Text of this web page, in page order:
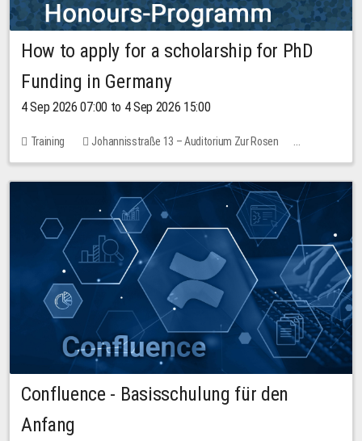
How to apply for a scholarship for PhD
Funding in Germany
4 Sep 2026 07:00 to 4 Sep 2026 15:00
Training
Johannisstraße 13 – Auditorium Zur Rosen
No free places
Confluence - Basisschulung für den
Anfang